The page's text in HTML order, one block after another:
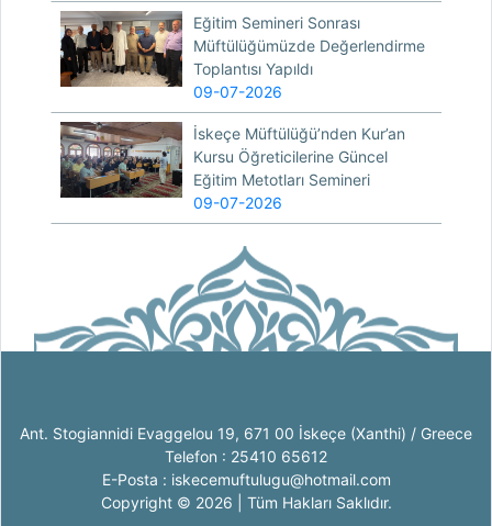
Eğitim Semineri Sonrası
Müftülüğümüzde Değerlendirme
Toplantısı Yapıldı
09-07-2026
İskeçe Müftülüğü’nden Kur’an
Kursu Öğreticilerine Güncel
Eğitim Metotları Semineri
09-07-2026
Ant. Stogiannidi Evaggelou 19, 671 00 İskeçe (Xanthi) / Greece
Telefon : 25410 65612
E-Posta : iskecemuftulugu@hotmail.com
Copyright © 2026 | Tüm Hakları Saklıdır.